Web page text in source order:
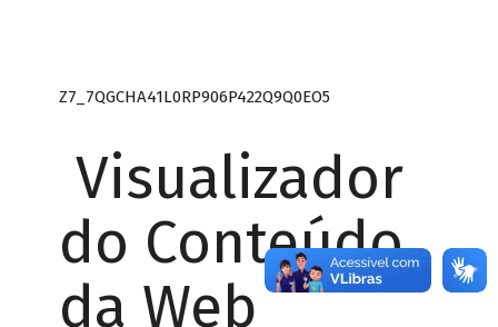
Z7_7QGCHA41L0RP906P422Q9Q0EO5
Visualizador
do Conteúdo
da Web